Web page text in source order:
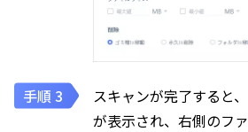
スキャンが完了すると
が表示され、右側のフ